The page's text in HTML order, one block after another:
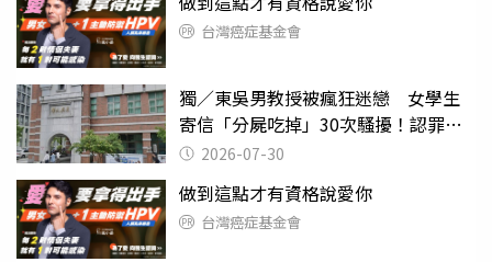
台灣癌症基金會
獨／東吳男教授被瘋狂迷戀 女學生
寄信「分屍吃掉」30次騷擾！認罪免
關 2026-07-30
做到這點才有資格說愛你
台灣癌症基金會